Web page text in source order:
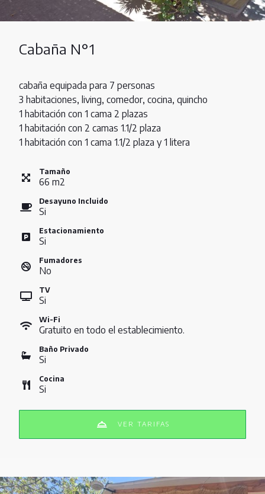
Cabaña N°1
cabaña equipada para 7 personas
3 habitaciones, living, comedor, cocina, quincho
1 habitación con 1 cama 2 plazas
1 habitación con 2 camas 1.1/2 plaza
1 habitación con 1 cama 1.1/2 plaza y 1 litera
Tamaño
66 m2
Desayuno Incluido
Si
Estacionamiento
Si
Fumadores
No
TV
Si
Wi-Fi
Gratuito en todo el establecimiento.
Baño Privado
Si
Cocina
Si
VER TARIFAS